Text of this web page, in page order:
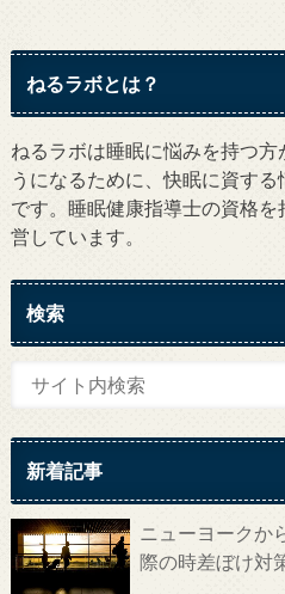
ねるラボとは？
ねるラボは睡眠に悩みを持つ
うになるために、快眠に資す
です。睡眠健康指導士の資格
営しています。
検索
新着記事
ニューヨークか
際の時差ぼけ対